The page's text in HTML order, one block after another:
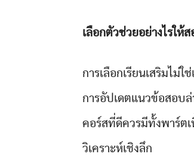
เลือกตัวช่วยอย่างไรให้
การเลือกเรียนเสริมไม่
การอัปเดตแนวข้อสอบ
คอร์สที่ดีควรมีทั้งพาร์ต
วิเคราะห์เชิงลึก